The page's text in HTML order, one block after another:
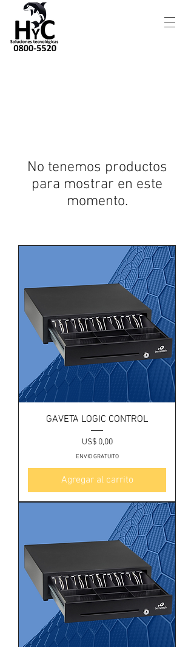
No tenemos productos
para mostrar en este
momento.
GAVETA LOGIC CONTROL
Precio
US$ 0,00
ENVIO GRATUITO
Agregar al carrito